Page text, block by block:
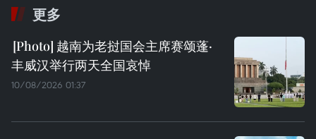
更多
越南为老挝国会主席赛颂蓬·
丰威汉举行两天全国哀悼
10/08/2026 01:37